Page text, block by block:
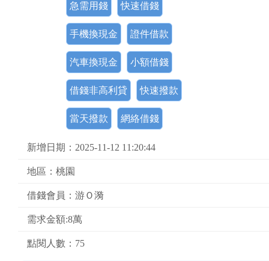
急需用錢 快速借錢
手機換現金 證件借款
汽車換現金 小額借錢
借錢非高利貸 快速撥款
當天撥款 網絡借錢
新增日期：2025-11-12 11:20:44
地區：桃園
借錢會員：游Ｏ漪
需求金額:8萬
點閱人數：75